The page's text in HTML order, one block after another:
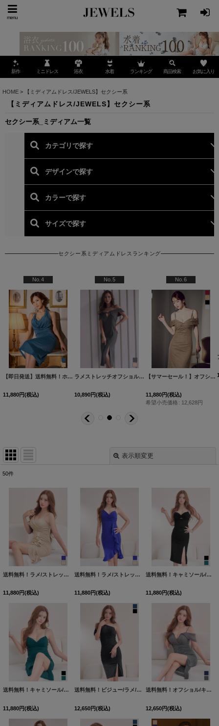
menu
新作 ミニドレス 浴衣 水着 ランキング 商品検索 お気に入り
HOME > 【ミディアムドレス/JEWELS】セクシー系
【ミディアムドレス/JEWELS】セクシー系
セクシー系_ミディアム一覧
セクシー系ミディアムドレスランキング
人気ランキング (セクシー
[J-924IMdzw-260417-1]
[ 5835YNdzwvFV-260117-1]
No.4
【即日発送】送料無料！ホルターネック/ドレープ/ラメ/無地/ストレッチ/タイト/セットアップ/ミディアムドレス/キャバドレス【S-Mサイズ/2カラー】[OF03]【YN】dzwsFV
11,880円(税込)
No.5
ラメストレッチオフショルミディアムドレス/キャバドレス【S-Lサイズ/2カラー】[OF03]【YN】dzwsFV
10,890円(税込)
No.6
【サマーセール！】オフショルビジューラメタイトミディアムドレス/キャバドレス【S-Lサイズ/4カラー】[OF03] 【YN】dzws
11,880円(税込)
希望小売価格 : 12,628円
表示順変更
並び順:
絞り込む
50件
送料無料！ラメ/ストレッチ/裾フリル/サイドスリット/アシンメトリー/ビジュー/キャミ/谷間見せ/ミディアムドレス/キャバドレス【XS-Mサイズ/2カラー】[OF01]【SB】dzmuFV
11,880円(税込)
送料無料！ラメ/ストレッチ/裾フリル/サイドスリット/アシンメトリー/ビジュー/キャミ/谷間見せ/ミディアムドレス/キャバドレス【XS-Mサイズ/2カラー】[OF01]【SB】dzmuFV
11,880円(税込)
送料無料！キャミソール/ビジュー/ラメ生地/シアー/ギャザー/サイドスリット/タイト/ミディアムドレス/キャバドレス【XS-Mサイズ/2カラー】[OF03]【YN】dzjgFV
11,880円(税込)
送料無料！キャミソール/ビジュー/ラメ生地/シアー/ギャザー/サイドスリット/タイト/ミディアムドレス/キャバドレス【XS-Mサイズ/2カラー】[OF03]【YN】dzjgFV
11,880円(税込)
送料無料！ビジュー/ラメ/ストレッチ/ワンショル/チュール袖/サイドスリット/谷間見せ/ミディアムドレス/キャバドレス【XS-Mサイズ/2カラー】[OF01]【SB】dzjsFV【予約商品/8月中旬発送予定】
12,650円(税込)
送料無料！オフショル/キャミソール/チュール/ラメ/ストレッチ/ギャザー/タイト/スリット/ミディアムドレス/キャバドレス【XS-Mサイズ/2カラー】[OF01]【SB】dzqgFV【予約商品/8月中旬発送予定】
12,650円(税込)